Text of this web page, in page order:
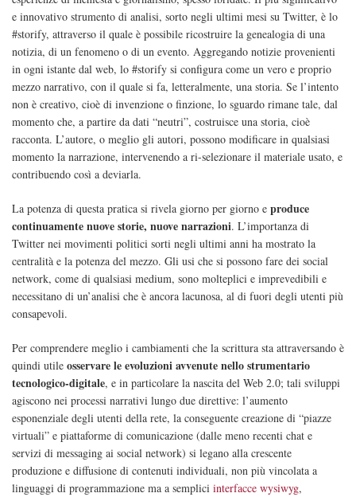
e innovativo strumento di analisi, sorto negli ultimi mesi su Twitter, è lo
#storify, attraverso il quale è possibile ricostruire la genealogia di una
notizia, di un fenomeno o di un evento. Aggregando notizie provenienti
in ogni istante dal web, lo #storify si configura come un vero e proprio
mezzo narrativo, con il quale si fa, letteralmente, una storia. Se l’intento
non è creativo, cioè di invenzione o finzione, lo sguardo rimane tale, dal
momento che, a partire da dati “neutri”, costruisce una storia, cioè
racconta. L’autore, o meglio gli autori, possono modificare in qualsiasi
momento la narrazione, intervenendo a ri-selezionare il materiale usato, e
contribuendo così a deviarla.
La potenza di questa pratica si rivela giorno per giorno e produce
continuamente nuove storie, nuove narrazioni. L’importanza di
Twitter nei movimenti politici sorti negli ultimi anni ha mostrato la
centralità e la potenza del mezzo. Gli usi che si possono fare dei social
network, come di qualsiasi medium, sono molteplici e imprevedibili e
necessitano di un’analisi che è ancora lacunosa, al di fuori degli utenti più
consapevoli.
Per comprendere meglio i cambiamenti che la scrittura sta attraversando è
quindi utile osservare le evoluzioni avvenute nello strumentario
tecnologico-digitale, e in particolare la nascita del Web 2.0; tali sviluppi
agiscono nei processi narrativi lungo due direttive: l’aumento
esponenziale degli utenti della rete, la conseguente creazione di “piazze
virtuali” e piattaforme di comunicazione (dalle meno recenti chat e
servizi di messaging ai social network) si legano alla crescente
produzione e diffusione di contenuti individuali, non più vincolata a
linguaggi di programmazione ma a semplici interfacce wysiwyg,